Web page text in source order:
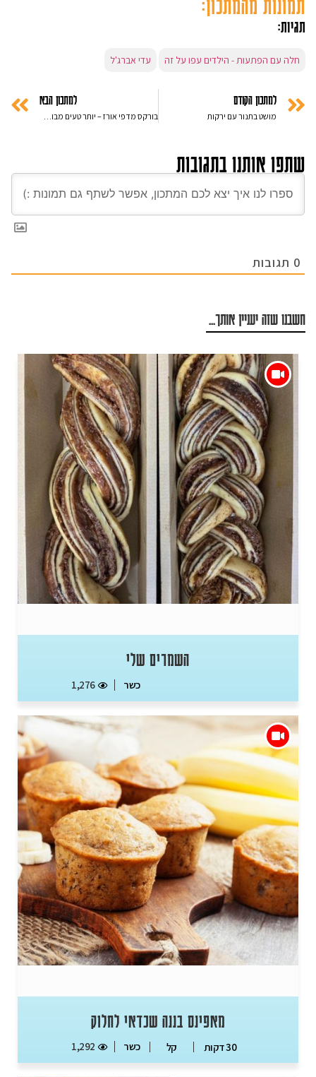
תמונות מהמתכון:
תגיות:
חלה עם הפתעות - הילדים עפו על זה עדי אברג'ל
למתכון הקודם
מושט בתנור עם ירקות
למתכון הבא
בורקס מדפי אורז – יותר טעים מבורקס רגיל – 5 דקות הכנה
שתפו אותנו בתגובות
0 תגובות
חשבנו שזה יעניין אותך...
השמרים שלי
כשר 1,276
מאפינס בננה שכדאי לחלוק
30 דקות קל כשר 1,292